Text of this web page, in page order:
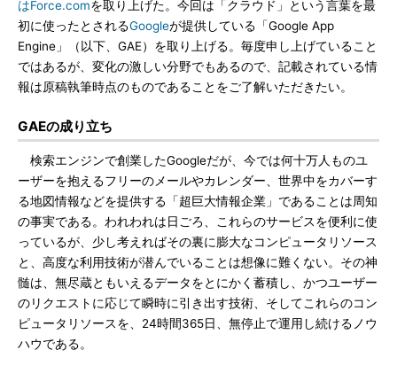
はForce.comを取り上げた。今回は「クラウド」という言葉を最
初に使ったとされるGoogleが提供している「Google App
Engine」（以下、GAE）を取り上げる。毎度申し上げていること
ではあるが、変化の激しい分野でもあるので、記載されている情
報は原稿執筆時点のものであることをご了解いただきたい。
GAEの成り立ち
検索エンジンで創業したGoogleだが、今では何十万人ものユ
ーザーを抱えるフリーのメールやカレンダー、世界中をカバーす
る地図情報などを提供する「超巨大情報企業」であることは周知
の事実である。われわれは日ごろ、これらのサービスを便利に使
っているが、少し考えればその裏に膨大なコンピュータリソース
と、高度な利用技術が潜んでいることは想像に難くない。その神
髄は、無尽蔵ともいえるデータをとにかく蓄積し、かつユーザー
のリクエストに応じて瞬時に引き出す技術、そしてこれらのコン
ピュータリソースを、24時間365日、無停止で運用し続けるノウ
ハウである。